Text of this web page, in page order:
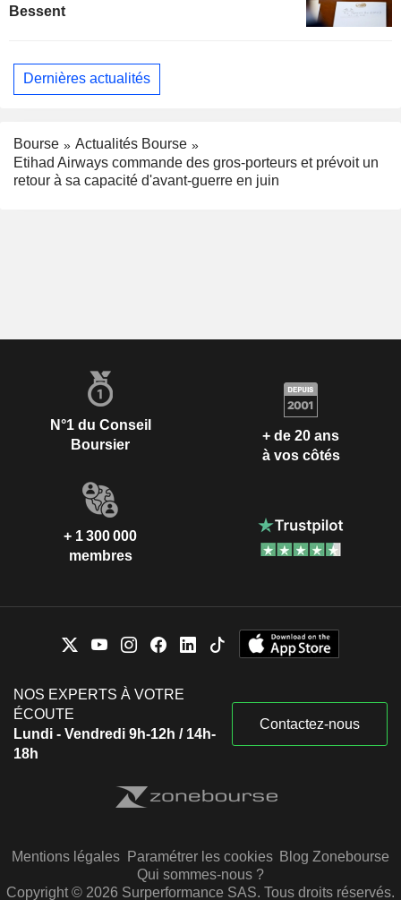
Bessent
Dernières actualités
Bourse
Actualités Bourse
Etihad Airways commande des gros-porteurs et prévoit un
retour à sa capacité d'avant-guerre en juin
N°1 du Conseil
Boursier
+ de 20 ans
à vos côtés
+ 1 300 000
membres
NOS EXPERTS À VOTRE
ÉCOUTE
Lundi - Vendredi 9h-12h / 14h-
18h
Contactez-nous
Mentions légales Paramétrer les cookies Blog Zonebourse
Qui sommes-nous ?
Copyright © 2026 Surperformance SAS. Tous droits réservés.